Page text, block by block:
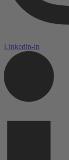
Linkedin-in